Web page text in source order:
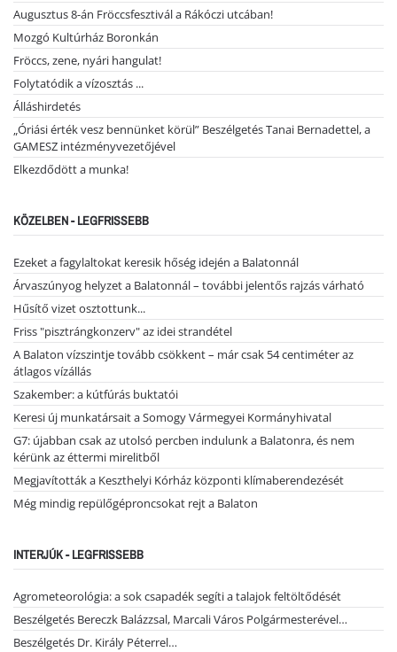
Augusztus 8-án Fröccsfesztivál a Rákóczi utcában!
Mozgó Kultúrház Boronkán
Fröccs, zene, nyári hangulat!
Folytatódik a vízosztás ...
Álláshirdetés
„Óriási érték vesz bennünket körül” Beszélgetés Tanai Bernadettel, a
GAMESZ intézményvezetőjével
Elkezdődött a munka!
KÖZELBEN - LEGFRISSEBB
Ezeket a fagylaltokat keresik hőség idején a Balatonnál
Árvaszúnyog helyzet a Balatonnál – további jelentős rajzás várható
Hűsítő vizet osztottunk...
Friss "pisztrángkonzerv" az idei strandétel
A Balaton vízszintje tovább csökkent – már csak 54 centiméter az
átlagos vízállás
Szakember: a kútfúrás buktatói
Keresi új munkatársait a Somogy Vármegyei Kormányhivatal
G7: újabban csak az utolsó percben indulunk a Balatonra, és nem
kérünk az éttermi mirelitből
Megjavították a Keszthelyi Kórház központi klímaberendezését
Még mindig repülőgéproncsokat rejt a Balaton
INTERJÚK - LEGFRISSEBB
Agrometeorológia: a sok csapadék segíti a talajok feltöltődését
Beszélgetés Bereczk Balázzsal, Marcali Város Polgármesterével…
Beszélgetés Dr. Király Péterrel…